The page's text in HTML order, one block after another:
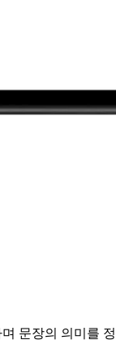
문장의 의미를